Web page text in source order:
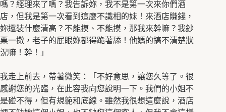
嗎？經理來了嗎？我告訴妳，我不是第一次來你們酒
店，但我是第一次看到這麼不識相的妹！來酒店賺錢，
妳還裝什麼清高？不能摸、不能摸，那我來幹嘛？我鈔
票一撒，老子的屁眼妳都得跪著舔！他媽的搞不清楚狀
況嘛！幹！」
我走上前去，帶著微笑：「不好意思，讓您久等了。很
感謝您的光臨，在此容我向您說明一下。我們的小姐不
是碰不得，但有規範和底線。雖然我很想這麼說，酒店